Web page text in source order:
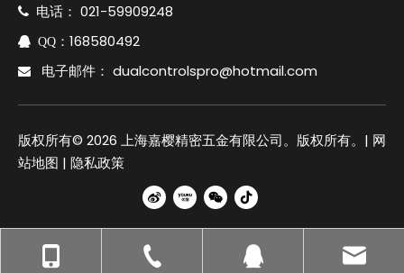
 电话： 021-59909248
 QQ ：168580492
 电子邮件： dualcontrolspro@hotmail.com
版权所有© 2026 上海嘉樱精密五金有限公司。版权所有。| 网
站地图 | 隐私政策